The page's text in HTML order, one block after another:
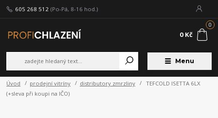
Menu
605 268 512 (Po-Pá, 8-16 hod.)
0
0 Kč
Úvod prodejní vitríny distributory zmrzliny
TEFCOLD ISETTA 6LX
(+sleva při koupi na IČO)